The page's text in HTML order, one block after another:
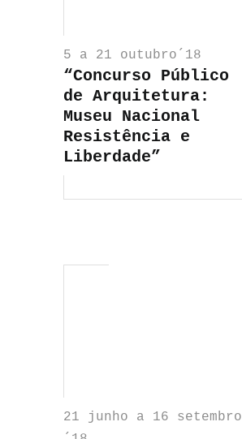
5 a 21 outubro´18
“Concurso Público
de Arquitetura:
Museu Nacional
Resistência e
Liberdade”
21 junho a 16 setembro